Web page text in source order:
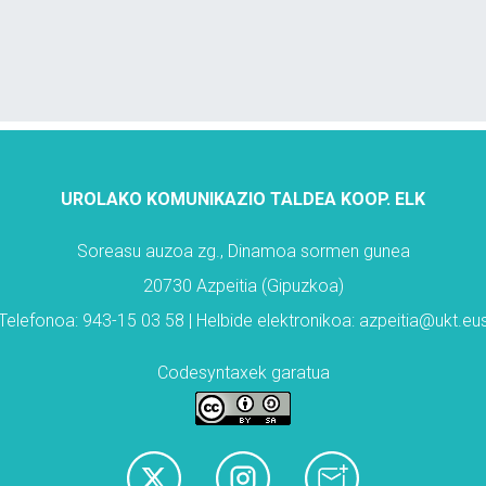
UROLAKO KOMUNIKAZIO TALDEA KOOP. ELK
Soreasu auzoa zg., Dinamoa sormen gunea
20730 Azpeitia (Gipuzkoa)
943-15 03 58 | Helbide elektronikoa:
Codesyntaxek garatua